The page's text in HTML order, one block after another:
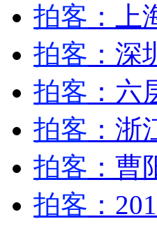
外交部：反对强权政治
外交部：有关国家言论
安徽一实载49人客车翻车
走！跟着总书记去植树
拍客 ：
拍客 ：
拍客 ：
拍客 ：
拍客 ：
拍客 ：